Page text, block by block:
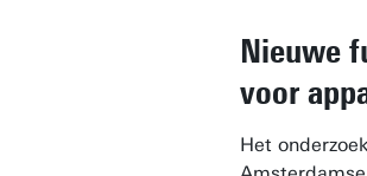
Nieuwe
voor
Het